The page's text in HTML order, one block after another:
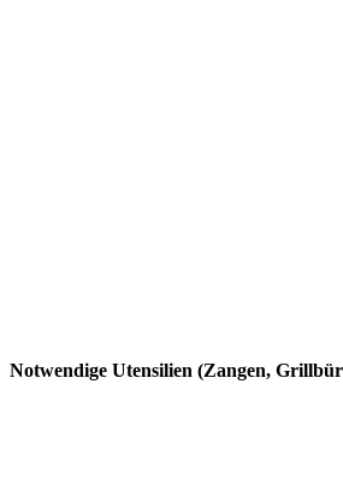
Notwendige Utensilien (Zangen,